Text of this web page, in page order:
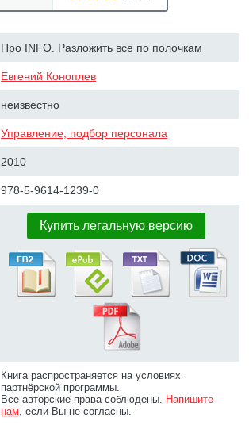
Про INFO. Разложить все по полочкам
Евгений Коноплев
неизвестно
Управление, подбор персонала
2010
978-5-9614-1239-0
Купить легальную версию
Книга распространяется на условиях
партнёрской программы.
Все авторские права соблюдены. Напишите
нам, если Вы не согласны.